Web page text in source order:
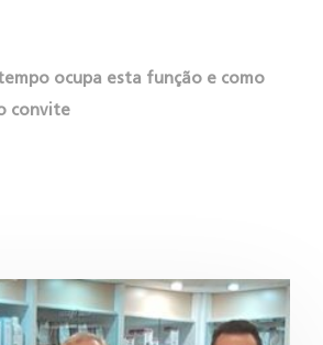
ocupa esta função e como
convite